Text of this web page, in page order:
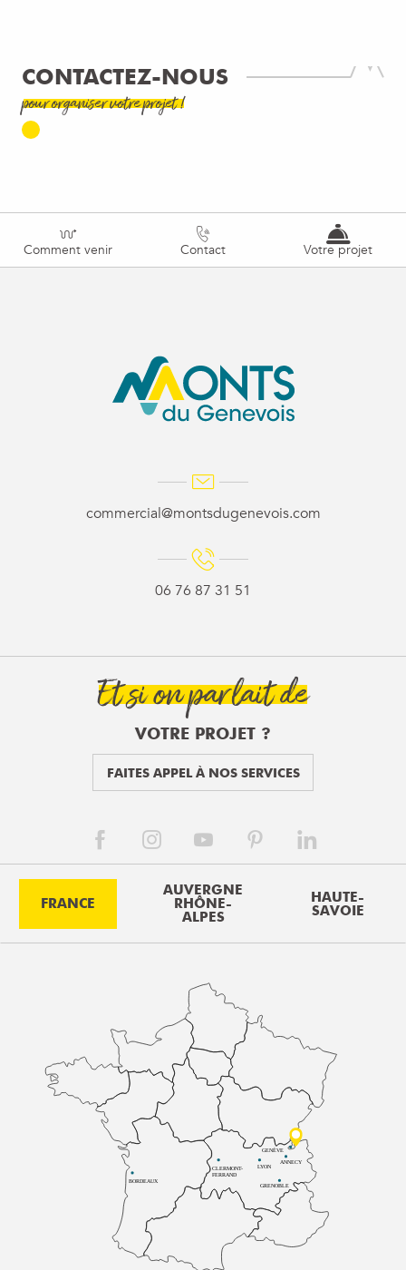
CONTACTEZ-NOUS
pour organiser votre projet !
Comment venir Contact Votre projet
commercial@montsdugenevois.com
06 76 87 31 51
Et si on parlait de
VOTRE PROJET ?
FAITES APPEL À NOS SERVICES
FRANCE
AUVERGNE
RHÔNE-
ALPES
HAUTE-
SAVOIE
BORDEAUX
CLERMONT-
FERRAND
LYON
ANNECY
GRENOBLE
GENÈVE